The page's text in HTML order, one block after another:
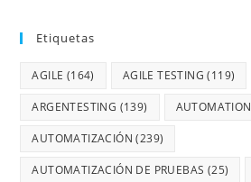
Etiquetas
AGILE (164) AGILE TESTING (119)
ARGENTESTING (139) AUTOMATION
AUTOMATIZACIÓN (239)
AUTOMATIZACIÓN DE PRUEBAS (25)